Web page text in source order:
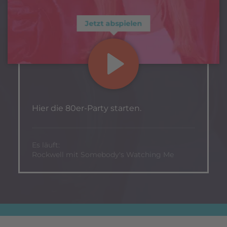
Jetzt abspielen
Hier die 80er-Party starten.
Es läuft:
Rockwell mit Somebody's Watching Me